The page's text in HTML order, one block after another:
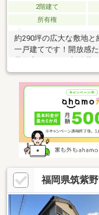
2階建て
所有権
約290坪の広大な敷地
一戸建てです！開放感
来客時も安心です。太
宰府東中学校まで徒歩
立地。緑豊かな落ち着
ごせます。勝手口やIH
適な暮らしを支える設
た毎日を叶えたいご家
物件をお探しの場合も
福岡県筑紫